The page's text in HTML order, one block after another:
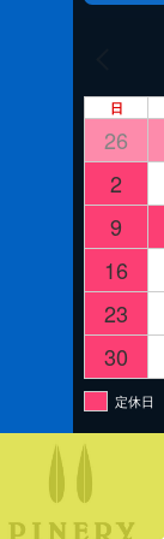
日
26
2
9
16
23
30
定休日